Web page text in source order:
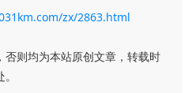
zx/2863.html
否则均为本站原创文章，转载时